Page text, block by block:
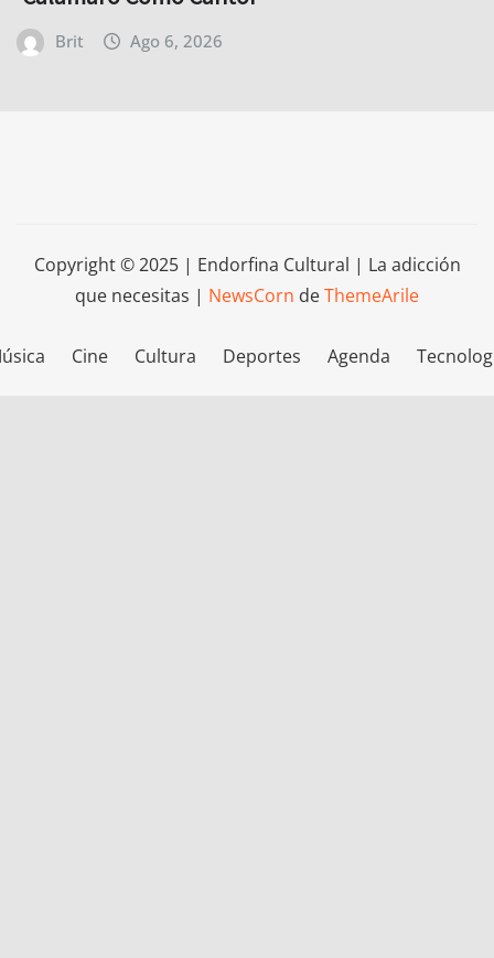
Brit Ago 6, 2026
Copyright © 2025 | Endorfina Cultural | La adicción
que necesitas | NewsCorn deThemeArile
Cine Cultura Deportes Agenda